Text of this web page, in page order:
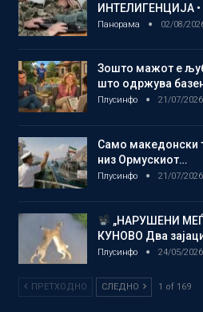
ИНТЕЛИГЕНЦИЈА
Панорама 02/08/
Зошто мажот е
што одржува
Плусинфо 21/07/2026
Само македонски
низ Ормускиот…
Плусинфо 21/07/2026
„НАРУШЕНИ
КУНОВО Два
Плусинфо 24/05/2026
ПРЕТХОДНО СЛЕДНО 1 of 169